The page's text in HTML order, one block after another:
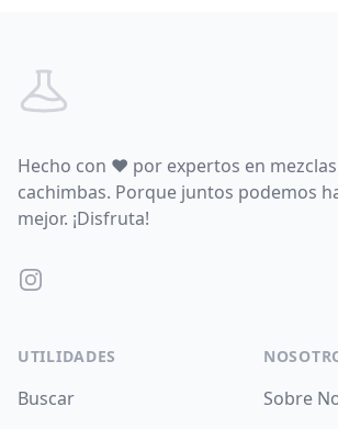
Hecho con ♥ por expertos en
cachimbas. Porque juntos podemos
mejor. ¡Disfruta!
Instagram
UTILIDADES
Buscar
Sobre